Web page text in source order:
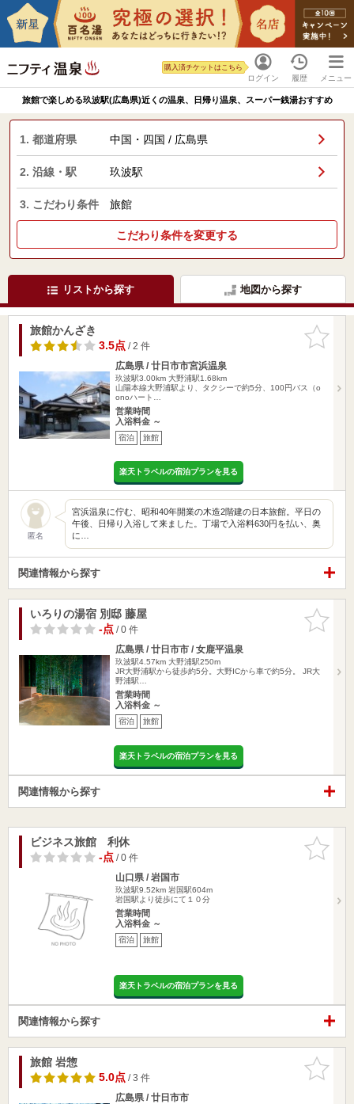
ログイン
購入済チケットはこちら
履歴 メニュー
旅館で楽しめる玖波駅(広島県)近くの温泉、日帰り温泉、スーパー銭湯おすすめ
1. 都道府県 中国・四国 / 広島県
2. 沿線・駅 玖波駅
3. こだわり条件 旅館
こだわり条件を変更する
リストから探す 地図から探す
お気に入
りに追加
旅館かんざき
3.5点/ 2 件
広島県 / 廿日市市宮浜温泉
玖波駅3.00km 大野浦駅1.68km
山陽本線大野浦駅より、タクシーで約5分、100円バス（o
onoハート…
営業時間
入浴料金 ～
宿泊 旅館
楽天トラベルの宿泊プランを見る
匿名
宮浜温泉に佇む、昭和40年開業の木造2階建の日本旅館。平日の
午後、日帰り入浴して来ました。丁場で入浴料630円を払い、奥
に…
関連情報から探す
お気に入
りに追加
いろりの湯宿 別邸 藤屋
-点/ 0 件
広島県 / 廿日市市 / 女鹿平温泉
玖波駅4.57km 大野浦駅250m
JR大野浦駅から徒歩約5分。大野ICから車で約5分。 JR大
野浦駅…
営業時間
入浴料金 ～
宿泊 旅館
楽天トラベルの宿泊プランを見る
関連情報から探す
お気に入
りに追加
ビジネス旅館 利休
-点/ 0 件
山口県 / 岩国市
玖波駅9.52km 岩国駅604m
岩国駅より徒歩にて１０分
営業時間
入浴料金 ～
宿泊 旅館
楽天トラベルの宿泊プランを見る
関連情報から探す
お気に入
りに追加
旅館 岩惣
5.0点/ 3 件
広島県 / 廿日市市